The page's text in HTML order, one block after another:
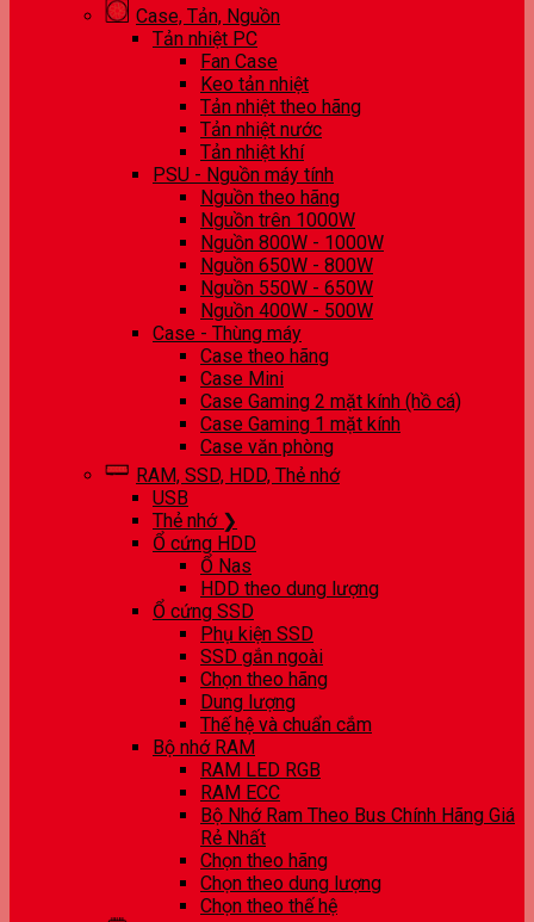
Case, Tản, Nguồn
Tản nhiệt PC
Fan Case
Keo tản nhiệt
Tản nhiệt theo hãng
Tản nhiệt nước
Tản nhiệt khí
PSU - Nguồn máy tính
Nguồn theo hãng
Nguồn trên 1000W
Nguồn 800W - 1000W
Nguồn 650W - 800W
Nguồn 550W - 650W
Nguồn 400W - 500W
Case - Thùng máy
Case theo hãng
Case Mini
Case Gaming 2 mặt kính (hồ cá)
Case Gaming 1 mặt kính
Case văn phòng
RAM, SSD, HDD, Thẻ nhớ
USB
Thẻ nhớ ❯
Ổ cứng HDD
Ổ Nas
HDD theo dung lượng
Ổ cứng SSD
Phụ kiện SSD
SSD gắn ngoài
Chọn theo hãng
Dung lượng
Thế hệ và chuẩn cắm
Bộ nhớ RAM
RAM LED RGB
RAM ECC
Bộ Nhớ Ram Theo Bus Chính Hãng Giá
Rẻ Nhất
Chọn theo hãng
Chọn theo dung lượng
Chọn theo thế hệ